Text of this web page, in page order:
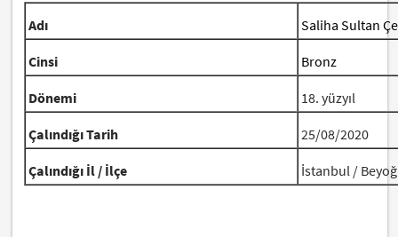
Adı Saliha Sultan
Cinsi Bronz
Dönemi 18. yüzyıl
Çalındığı Tarih 25/08/2020
Çalındığı İl / İlçe İstanbul /